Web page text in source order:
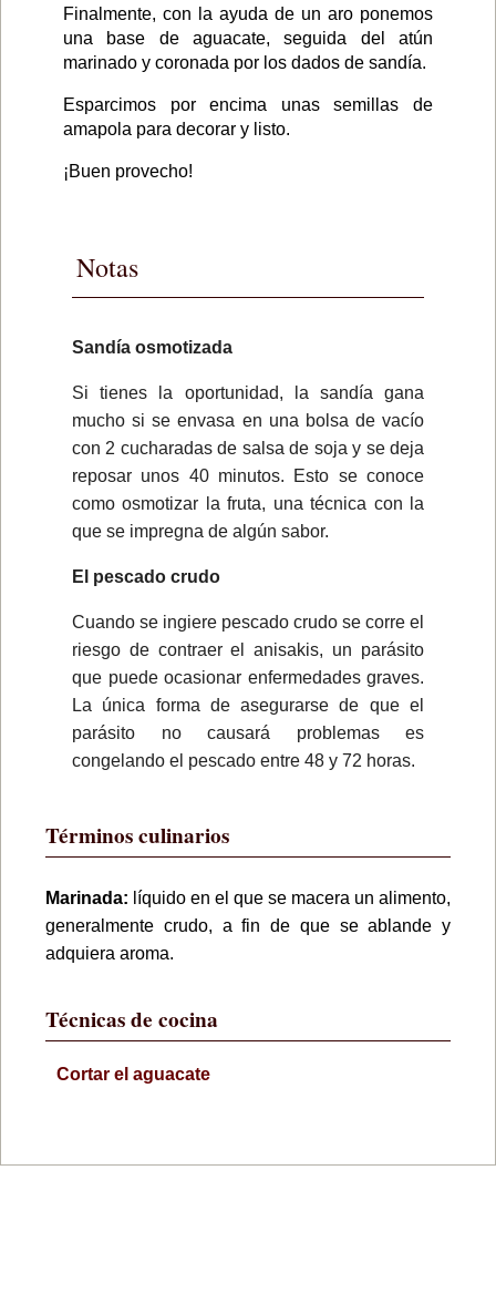
Finalmente, con la ayuda de un aro ponemos
una base de aguacate, seguida del atún
marinado y coronada por los dados de sandía.
Esparcimos por encima unas semillas de
amapola para decorar y listo.
¡Buen provecho!
Notas
Sandía osmotizada
Si tienes la oportunidad, la sandía gana
mucho si se envasa en una bolsa de vacío
con 2 cucharadas de salsa de soja y se deja
reposar unos 40 minutos. Esto se conoce
como osmotizar la fruta, una técnica con la
que se impregna de algún sabor.
El pescado crudo
Cuando se ingiere pescado crudo se corre el
riesgo de contraer el anisakis, un parásito
que puede ocasionar enfermedades graves.
La única forma de asegurarse de que el
parásito no causará problemas es
congelando el pescado entre 48 y 72 horas.
Términos culinarios
Marinada: líquido en el que se macera un alimento,
generalmente crudo, a fin de que se ablande y
adquiera aroma.
Técnicas de cocina
Cortar el aguacate